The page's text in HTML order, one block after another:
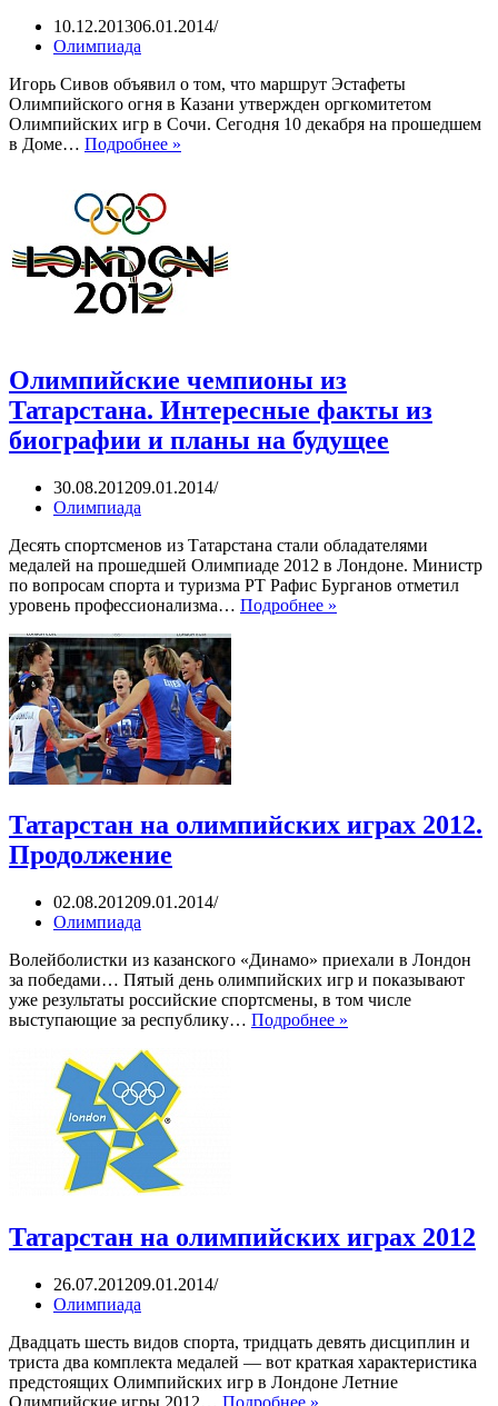
10.12.201306.01.2014
Олимпиада
Игорь Сивов объявил о том, что маршрут Эстафеты
Олимпийского огня в Казани утвержден оргкомитетом
Олимпийских игр в Сочи. Сегодня 10 декабря на прошедшем
в Доме… Подробнее »
Казани
пронесут
Олимпийский
Олимпийские чемпионы из
Татарстана. Интересные факты из
биографии и планы на будущее
30.08.201209.01.2014
Олимпиада
Десять спортсменов из Татарстана стали обладателями
медалей на прошедшей Олимпиаде 2012 в Лондоне. Министр
по вопросам спорта и туризма РТ Рафис Бурганов отметил
уровень профессионализма… Подробнее »
будущее
Татарстан на олимпийских играх 2012.
Продолжение
02.08.201209.01.2014
Олимпиада
Волейболистки из казанского «Динамо» приехали в Лондон
за победами… Пятый день олимпийских игр и показывают
уже результаты российские спортсмены, в том числе
выступающие за республику… Подробнее »
Татарстан на олимпийских играх 2012
26.07.201209.01.2014
Олимпиада
Двадцать шесть видов спорта, тридцать девять дисциплин и
триста два комплекта медалей — вот краткая характеристика
предстоящих Олимпийских игр в Лондоне Летние